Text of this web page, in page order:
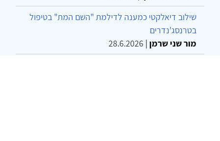
שילוב דיאלקטי כמענה לדילמת "השם המת" בטיפול
בטרנסג'נדרים
מור שני שרמן |
28.6.2026